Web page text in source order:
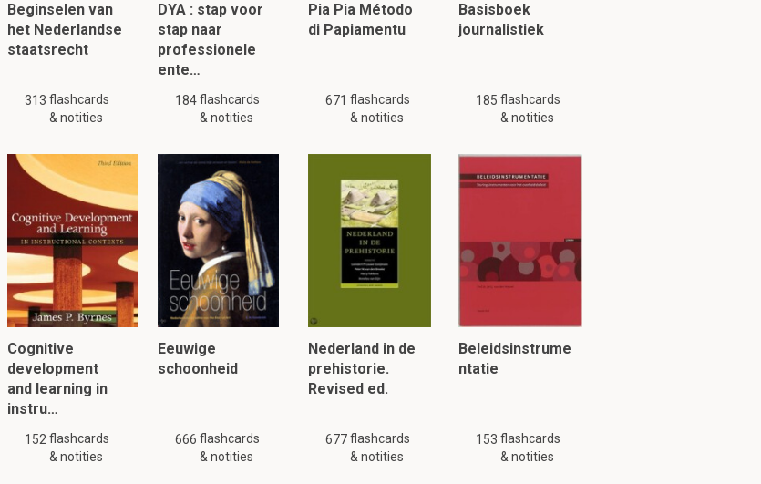
Beginselen van
het Nederlandse
staatsrecht
313 flashcards
& notities
DYA : stap voor
stap naar
professionele
ente…
184flashcards
& notities
Pia Pia Método
di Papiamentu
671 flashcards
& notities
Basisboek
journalistiek
185 flashcards
& notities
Cognitive
development
and learning in
instru…
152 flashcards
& notities
Eeuwige
schoonheid
666 flashcards
& notities
Nederland in de
prehistorie.
Revised ed.
677flashcards
& notities
Beleidsinstrume
ntatie
153 flashcards
& notities